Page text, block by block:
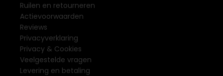
Ruilen en retourneren
Actievoorwaarden
Reviews
Privacyverklaring
Privacy & Cookies
Veelgestelde vragen
Levering en betaling